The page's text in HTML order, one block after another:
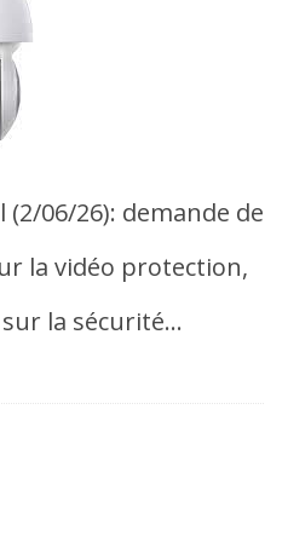
(2/06/26): demande de
la vidéo protection,
la sécurité…